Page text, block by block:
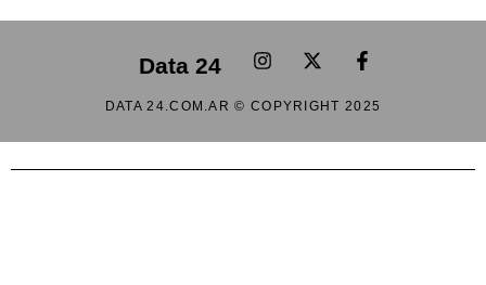
Data 24
DATA 24.COM.AR © COPYRIGHT 2025